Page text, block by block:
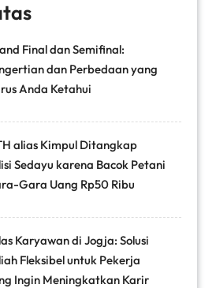
Final dan Semifinal:
dan Perbedaan yang
Anda Ketahui
alias Kimpul Ditangkap
Sedayu karena Bacok Petani
Gara Uang Rp50 Ribu
Karyawan di Jogja: Solusi
Fleksibel untuk Pekerja
Ingin Meningkatkan Karir